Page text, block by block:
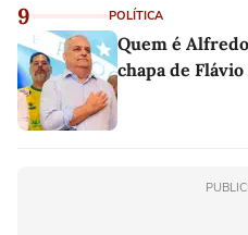
9 POLÍTICA
Quem é
chapa de